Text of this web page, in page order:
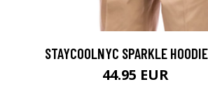
STAYCOOLNYC SPARKLE
44.95 EUR